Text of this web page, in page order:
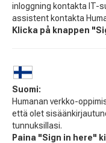
inloggning kontakta IT-
assistent kontakta
Klicka på knappen
Suomi:
Humanan verkko-
että olet
tunnuksillasi.
Paina "Sign in here"